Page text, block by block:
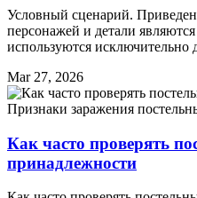
Условный сценарий.
персонажей и детали
используются
Mar 27, 2026
Признаки заражения
Как часто проверять
принадлежности